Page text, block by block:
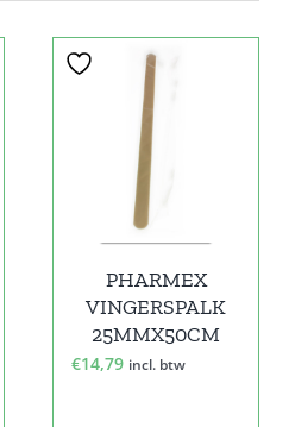
PHARMEX
VINGERSPALK
25MMX50CM
€14,79 incl. btw